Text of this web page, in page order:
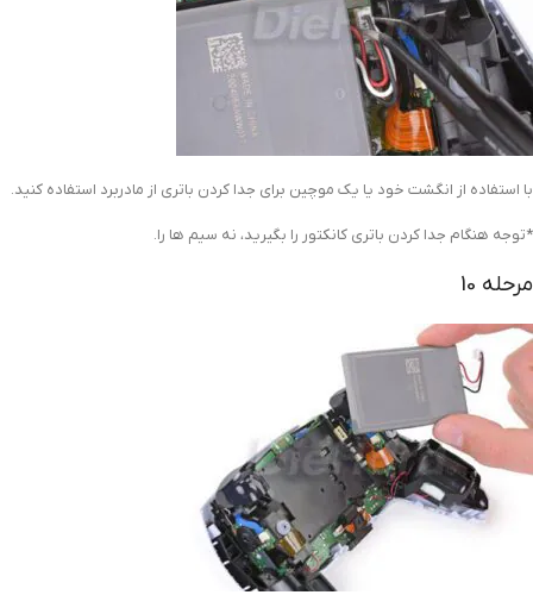
با استفاده از انگشت خود یا یک موچین برای جدا کردن باتری از مادربرد استفاده کنید.
*توجه هنگام جدا کردن باتری کانکتور را بگیرید، نه سیم ها را.
مرحله 10